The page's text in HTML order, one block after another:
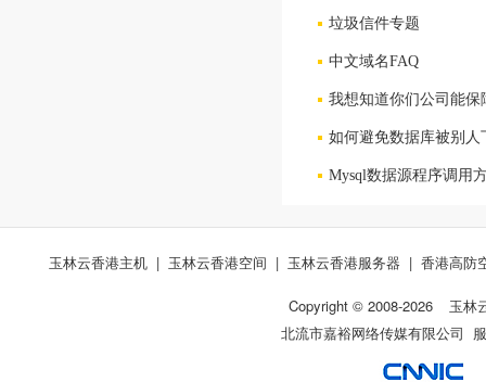
垃圾信件专题
中文域名FAQ
我想知道你们公司能
如何避免数据库被别人
Mysql数据源程序调用
玉林云香港主机 | 玉林云香港空间 | 玉林云香港服务器 | 香港高防
Copyright © 2008-2026
玉林
北流市嘉裕网络传媒有限公司